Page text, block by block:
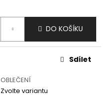
DO KOŠÍKU
OBLEČENÍ
Zvolte variantu
Sdílet